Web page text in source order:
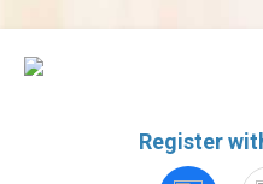
Register